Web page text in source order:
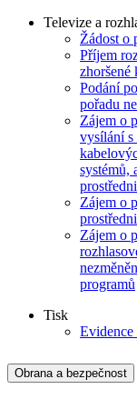
Televize a
Žádost o
Příjem
zhoršené
Podání
pořadu
Zájem o
vysílání s
systémů,
Zájem o
Zájem o
programů
Tisk
Evidence
Obrana a bezpečnost